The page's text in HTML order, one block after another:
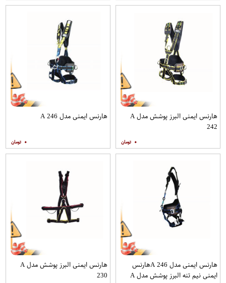
هارنس ایمنی البرز پوشش مدل A
242
۰
هارنس ایمنی مدل A 246
۰
هارنس ایمنی مدل A 246هارنس
ایمنی نیم تنه البرز پوشش مدل A
هارنس ایمنی البرز پوشش مدل A
230